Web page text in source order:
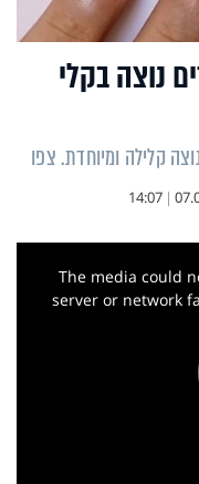
נוצה בקלי
קלילה ומיוחדת. צפו
|
14:07
This
The media could
server or network